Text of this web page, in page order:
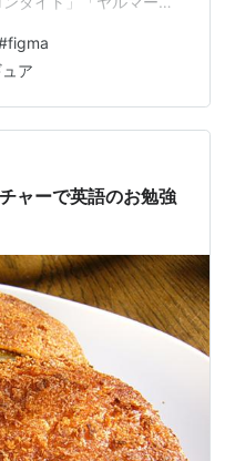
属☆ フィギュアのサイ
。 原型制作は「江
「SH-studio」。 （※敬
ルト』ウィッチャー3
、グッドスマイ…
figma
ア
ャーで英語のお勉強